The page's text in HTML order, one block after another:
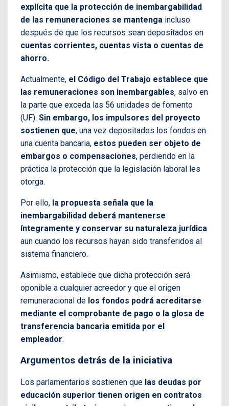
explícita que la protección de inembargabilidad
de las remuneraciones se mantenga incluso
después de que los recursos sean depositados en
cuentas corrientes, cuentas vista o cuentas de
ahorro.
Actualmente, el Código del Trabajo establece que
las remuneraciones son inembargables, salvo en
la parte que exceda las 56 unidades de fomento
(UF). Sin embargo, los impulsores del proyecto
sostienen que, una vez depositados los fondos en
una cuenta bancaria, estos pueden ser objeto de
embargos o compensaciones, perdiendo en la
práctica la protección que la legislación laboral les
otorga.
Por ello, la propuesta señala que la
inembargabilidad deberá mantenerse
íntegramente y conservar su naturaleza jurídica
aun cuando los recursos hayan sido transferidos al
sistema financiero.
Asimismo, establece que dicha protección será
oponible a cualquier acreedor y que el origen
remuneracional de los fondos podrá acreditarse
mediante el comprobante de pago o la glosa de
transferencia bancaria emitida por el
empleador.
Argumentos detrás de la iniciativa
Los parlamentarios sostienen que las deudas por
educación superior tienen origen en contratos